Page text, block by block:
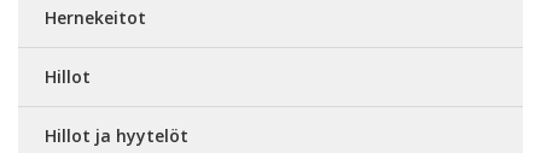
Hernekeitot
Hillot
Hillot ja hyytelöt